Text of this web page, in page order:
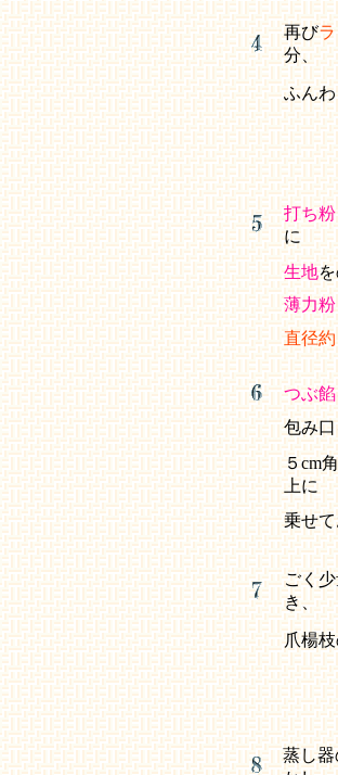
再び
分、
ふん
打ち
に
生地
薄力
直径
つぶ餡
包み
５cm
上に
乗せ
ごく
き、
爪楊
蒸し